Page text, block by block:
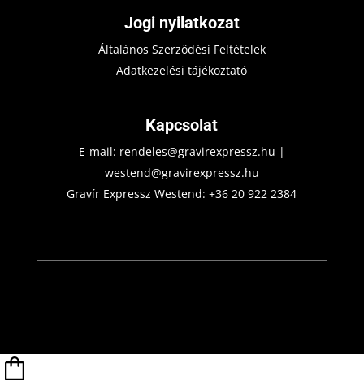
Jogi nyilatkozat
Általános Szerződési Feltételek
Adatkezelési tájékoztató
Kapcsolat
E-mail: rendeles@gravirexpressz.hu |
westend@gravirexpressz.hu
Gravír Expressz Westend:+36 20 922 2384